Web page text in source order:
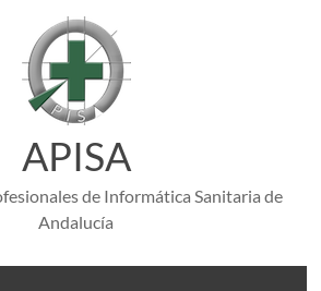
APISA
de Informática Sanitaria de
Andalucía